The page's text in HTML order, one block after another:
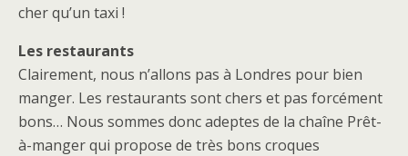
cher qu’un taxi !
Les restaurants
Clairement, nous n’allons pas à Londres pour bien
manger. Les restaurants sont chers et pas forcément
bons… Nous sommes donc adeptes de la chaîne Prêt-
à-manger qui propose de très bons croques